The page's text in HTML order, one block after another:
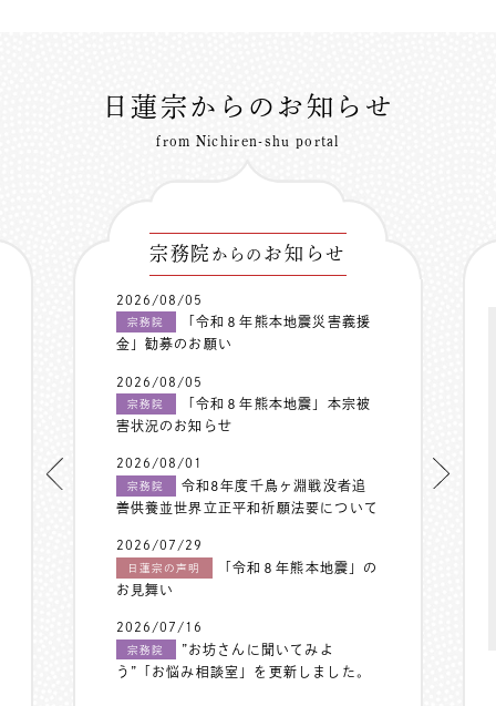
日蓮宗からのお知らせ
from Nichiren-shu portal
宗務院 からの お知らせ
2026/08/05
宗務院
「令和８年熊本地震災害義援
金」勧募のお願い
2026/08/05
宗務院
「令和８年熊本地震」本宗被
害状況のお知らせ
2026/08/01
宗務院
令和8年度千鳥ヶ淵戦没者追
善供養並世界立正平和祈願法要について
2026/07/29
日蓮宗の声明
「令和８年熊本地震」の
お見舞い
2026/07/16
宗務院
”お坊さんに聞いてみよ
う”「お悩み相談室」を更新しました。